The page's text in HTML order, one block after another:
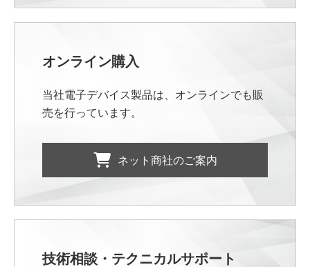
オンライン購入
当社電子デバイス製品は、オンラインでも販
売を行っています。
ネット商社のご案内
技術相談・テクニカルサポート